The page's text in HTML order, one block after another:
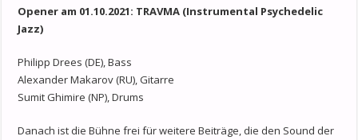
Opener am 01.10.2021: TRAVMA (Instrumental Psychedelic
Jazz)
Philipp Drees (DE), Bass
Alexander Makarov (RU), Gitarre
Sumit Ghimire (NP), Drums
Danach ist die Bühne frei für weitere Beiträge, die den Sound der